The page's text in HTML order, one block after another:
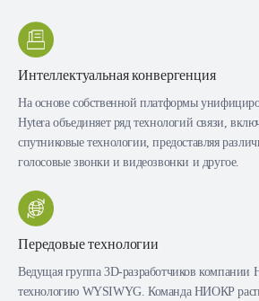
Интеллектуальная конвергенция
На основе собственной платформы
Hytera объединяет ряд технологий связи,
спутниковые технологии, предоставляя
голосовые звонки и видеозвонки и другое.
Передовые технологии
Ведущая группа 3D-разработчиков компании
технологию WYSIWYG. Команда НИОКР